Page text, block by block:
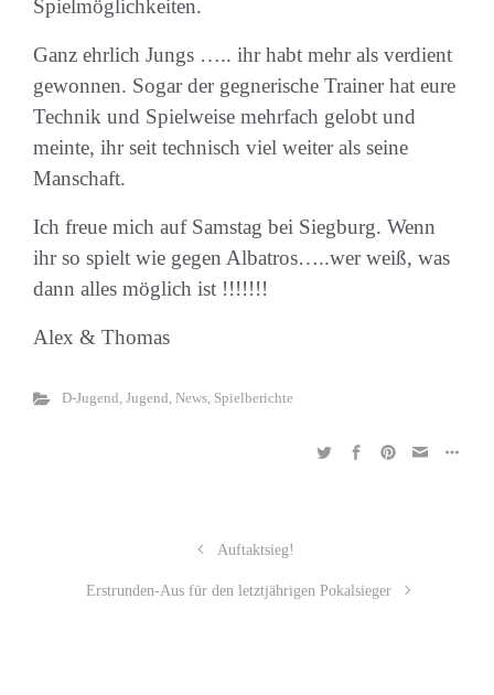
Spielmöglichkeiten.
Ganz ehrlich Jungs ….. ihr habt mehr als verdient
gewonnen. Sogar der gegnerische Trainer hat eure
Technik und Spielweise mehrfach gelobt und
meinte, ihr seit technisch viel weiter als seine
Manschaft.
Ich freue mich auf Samstag bei Siegburg. Wenn
ihr so spielt wie gegen Albatros…..wer weiß, was
dann alles möglich ist !!!!!!!
Alex & Thomas
D-Jugend , Jugend , News, Spielberichte
Auftaktsieg!
Erstrunden-Aus für den letztjährigen Pokalsieger